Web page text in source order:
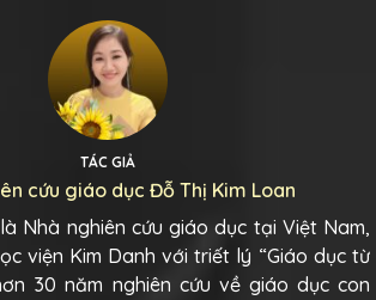
TÁC GIẢ
cứu giáo dục Đỗ Thị Kim Loan
Nhà nghiên cứu giáo dục tại Việt Nam,
viện Kim Danh với triết lý “Giáo dục từ
30 năm nghiên cứu về giáo dục con